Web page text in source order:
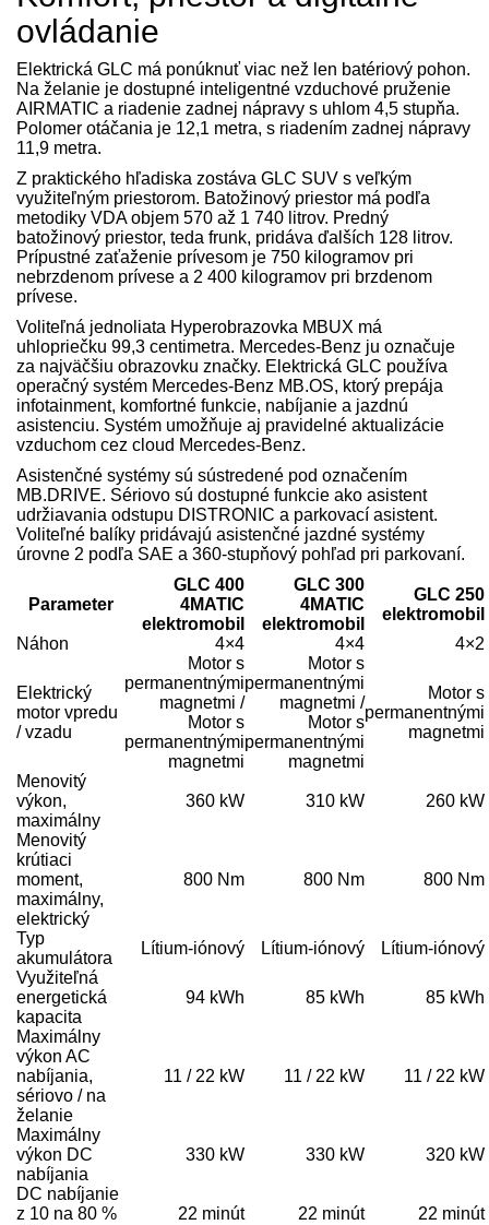
ovládanie
Elektrická GLC má ponúknuť viac než len batériový pohon.
Na želanie je dostupné inteligentné vzduchové pruženie
AIRMATIC a riadenie zadnej nápravy s uhlom 4,5 stupňa.
Polomer otáčania je 12,1 metra, s riadením zadnej nápravy
11,9 metra.
Z praktického hľadiska zostáva GLC SUV s veľkým
využiteľným priestorom. Batožinový priestor má podľa
metodiky VDA objem 570 až 1 740 litrov. Predný
batožinový priestor, teda frunk, pridáva ďalších 128 litrov.
Prípustné zaťaženie prívesom je 750 kilogramov pri
nebrzdenom prívese a 2 400 kilogramov pri brzdenom
prívese.
Voliteľná jednoliata Hyperobrazovka MBUX má
uhlopriečku 99,3 centimetra. Mercedes-Benz ju označuje
za najväčšiu obrazovku značky. Elektrická GLC používa
operačný systém Mercedes-Benz MB.OS, ktorý prepája
infotainment, komfortné funkcie, nabíjanie a jazdnú
asistenciu. Systém umožňuje aj pravidelné aktualizácie
vzduchom cez cloud Mercedes-Benz.
Asistenčné systémy sú sústredené pod označením
MB.DRIVE. Sériovo sú dostupné funkcie ako asistent
udržiavania odstupu DISTRONIC a parkovací asistent.
Voliteľné balíky pridávajú asistenčné jazdné systémy
úrovne 2 podľa SAE a 360-stupňový pohľad pri parkovaní.
Parameter
GLC 400
4MATIC
elektromobil
GLC 300
4MATIC
elektromobil
GLC 250
elektromobil
Náhon
4×4 4×4 4×2
Elektrický
motor vpredu
/ vzadu
Motor s
permanentnými
magnetmi /
Motor s
permanentnými
magnetmi
Motor s
permanentnými
magnetmi /
Motor s
permanentnými
magnetmi
Motor s
permanentnými
magnetmi
Menovitý
výkon,
maximálny
360 kW 310 kW 260 kW
Menovitý
krútiaci
moment,
maximálny,
elektrický
800 Nm 800 Nm 800 Nm
Typ
akumulátora
Lítium-iónový Lítium-iónový
Lítium-iónový
Využiteľná
energetická
kapacita
94 kWh 85 kWh 85 kWh
Maximálny
výkon AC
nabíjania,
sériovo / na
želanie
11 / 22 kW 11 / 22 kW 11 / 22 kW
Maximálny
výkon DC
nabíjania
330 kW 330 kW 320 kW
DC nabíjanie
z 10 na 80 %
22 minút 22 minút 22 minút